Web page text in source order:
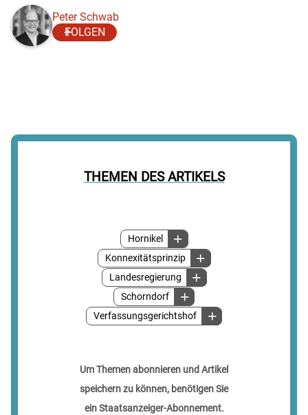
THEMEN DES ARTIKELS
Hornikel
Konnexitätsprinzip
Landesregierung
Schorndorf
Verfassungsgerichtshof
Um Themen abonnieren und Artikel
speichern zu können, benötigen Sie
ein Staatsanzeiger-Abonnement.
Peter Schwab
FOLGEN